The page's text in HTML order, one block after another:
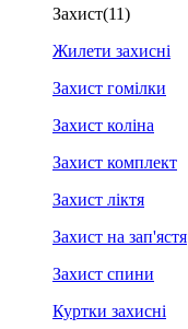
Захист(11)
Жилети захисні
Захист гомілки
Захист коліна
Захист комплект
Захист ліктя
Захист на зап'ястя
Захист спини
Куртки захисні